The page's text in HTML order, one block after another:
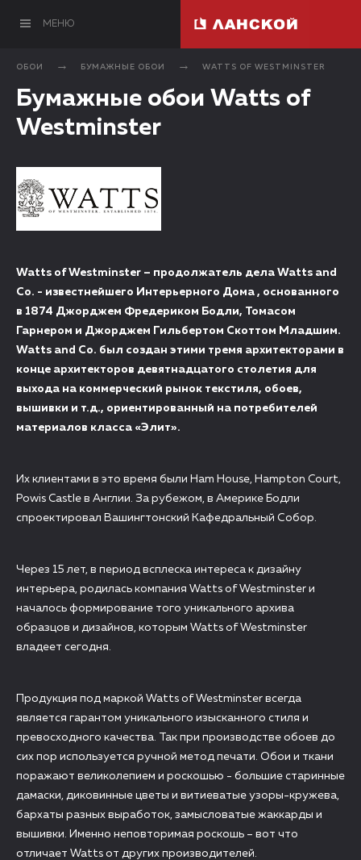
МЕНЮ
ОБОИ БУМАЖНЫЕ ОБОИ WATTS OF WESTMINSTER
Бумажные обои Watts of
Westminster
Watts of Westminster – продолжатель дела Watts and
Co. - известнейшего Интерьерного Дома , основанного
в 1874 Джорджем Фредериком Бодли, Томасом
Гарнером и Джорджем Гильбертом Скоттом Младшим.
Watts and Co. был создан этими тремя архитекторами в
конце архитекторов девятнадцатого столетия для
выхода на коммерческий рынок текстиля, обоев,
вышивки и т.д., ориентированный на потребителей
материалов класса «Элит».
Их клиентами в это время были Ham House, Hampton Court,
Powis Castle в Англии. За рубежом, в Америке Бодли
спроектировал Вашингтонский Кафедральный Собор.
Через 15 лет, в период всплеска интереса к дизайну
интерьера, родилась компания Watts of Westminster и
началось формирование того уникального архива
образцов и дизайнов, которым Watts of Westminster
владеет сегодня.
Продукция под маркой Watts of Westminster всегда
является гарантом уникального изысканного стиля и
превосходного качества. Так при производстве обоев до
сих пор используется ручной метод печати. Обои и ткани
поражают великолепием и роскошью - большие старинные
дамаски, диковинные цветы и витиеватые узоры-кружева,
бархаты разных выработок, замысловатые жаккарды и
вышивки. Именно неповторимая роскошь – вот что
отличает Watts от других производителей.